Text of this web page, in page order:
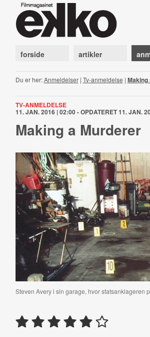
forside artikler
Du er her:Anmeldelser| Tv-anmeldelse | Making
TV-ANMELDELSE
11. JAN. 2016 | 02:00 - OPDATERET 11. JAN.
Making a Murderer
Steven Avery i sin garage, hvor statsanklageren